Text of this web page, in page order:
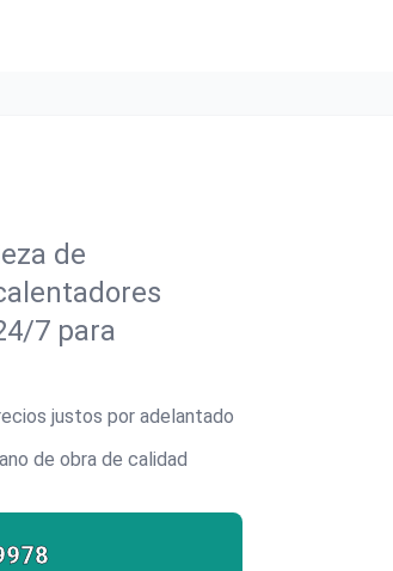
de
7 para
justos por adelantado
de obra de calidad